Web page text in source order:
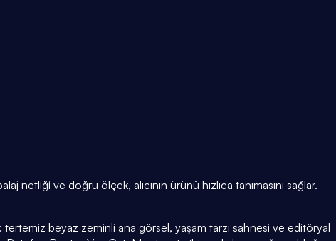
netliği ve doğru ölçek, alıcının ürünü hızlıca tanımasını sağlar.
beyaz zeminli ana görsel, yaşam tarzı sahnesi ve editöryal